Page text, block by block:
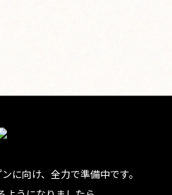
に向け、 全力で準備中です。